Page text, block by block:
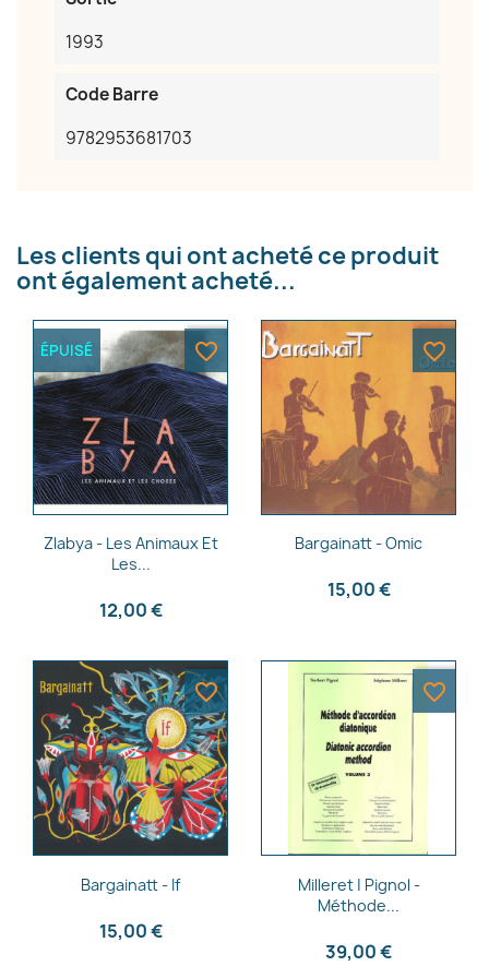
1993
Code Barre
9782953681703
Les clients qui ont acheté ce produit
ont également acheté...
Aperçu rapide
Zlabya - Les Animaux Et
Les...
12,00 €
ÉPUISÉ favorite_border
Aperçu rapide
Bargainatt - Omic
15,00 €
favorite_border
Aperçu rapide
Bargainatt - If
15,00 €
favorite_border
Aperçu rapide
Milleret | Pignol -
Méthode...
39,00 €
favorite_border
Créer une liste d'envies
Annuler Créer une liste d'envies